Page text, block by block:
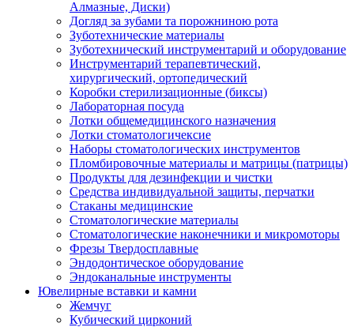
Алмазные, Диски)
Догляд за зубами та порожниною рота
Зуботехнические материалы
Зуботехнический инструментарий и оборудование
Инструментарий терапевтический,
хирургический, ортопедический
Коробки стерилизационные (биксы)
Лабораторная посуда
Лотки общемедицинского назначения
Лотки стоматологичексие
Наборы стоматологических инструментов
Пломбировочные материалы и матрицы (патрицы)
Продукты для дезинфекции и чистки
Средства индивидуальной защиты, перчатки
Стаканы медицинские
Стоматологические материалы
Стоматологические наконечники и микромоторы
Фрезы Твердосплавные
Эндодонтическое оборудование
Эндоканальные инструменты
Ювелирные вставки и камни
Жемчуг
Кубический цирконий